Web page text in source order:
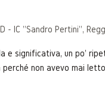
- IC "Sandro Pertini",
e significativa, un po'
non avevo mai